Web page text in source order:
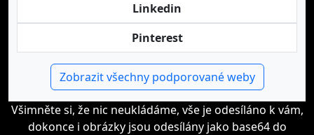
Linkedin
Pinterest
Zobrazit všechny podporované weby
Všimněte si, že nic neukládáme, vše je odesíláno k vám,
dokonce i obrázky jsou odesílány jako base64 do